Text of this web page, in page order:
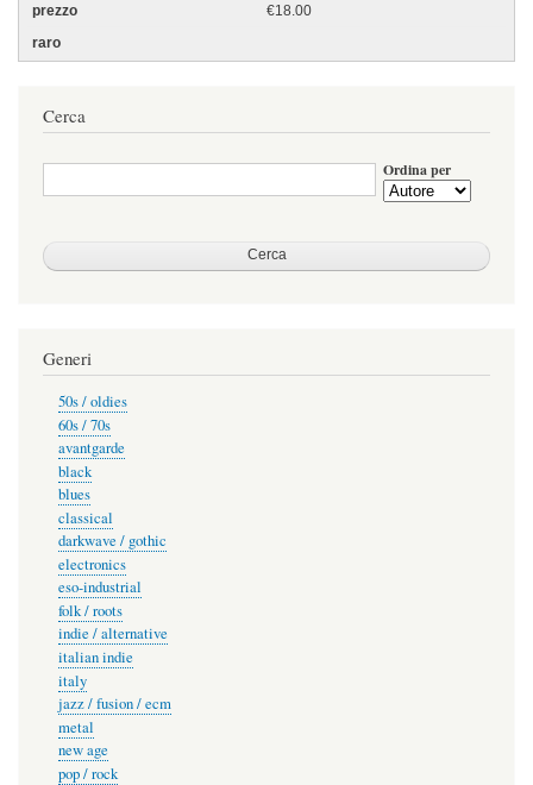
€18.00
Cerca
Ordina per
Generi
50s / oldies
60s / 70s
avantgarde
black
blues
classical
darkwave / gothic
electronics
eso-industrial
folk / roots
indie / alternative
italian indie
italy
jazz / fusion / ecm
metal
new age
pop / rock